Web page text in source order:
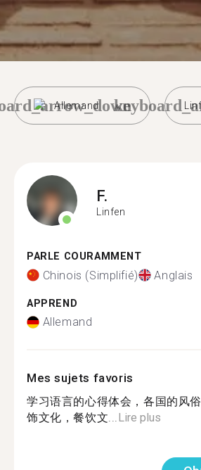
Allemand
F.
Linfen
PARLE COURAMMENT
Chinois (Simplifié) Anglais
APPREND
Allemand
Mes sujets favoris
学习语言的心得体会，各国的风
饰文化，餐饮文...Lire plus